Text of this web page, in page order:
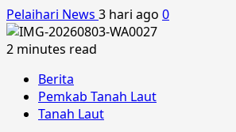
Pelaihari News 3 hari ago 0
2 minutes read
Berita
Pemkab Tanah Laut
Tanah Laut